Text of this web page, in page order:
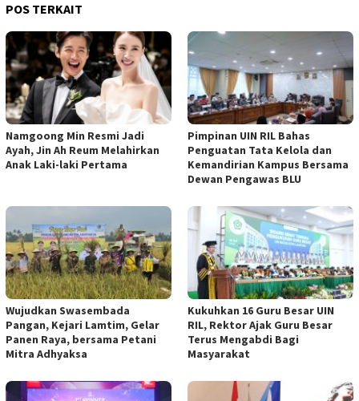
POS TERKAIT
Namgoong Min Resmi Jadi
Ayah, Jin Ah Reum Melahirkan
Anak Laki-laki Pertama
Pimpinan UIN RIL Bahas
Penguatan Tata Kelola dan
Kemandirian Kampus Bersama
Dewan Pengawas BLU
Wujudkan Swasembada
Pangan, Kejari Lamtim, Gelar
Panen Raya, bersama Petani
Mitra Adhyaksa
Kukuhkan 16 Guru Besar UIN
RIL, Rektor Ajak Guru Besar
Terus Mengabdi Bagi
Masyarakat